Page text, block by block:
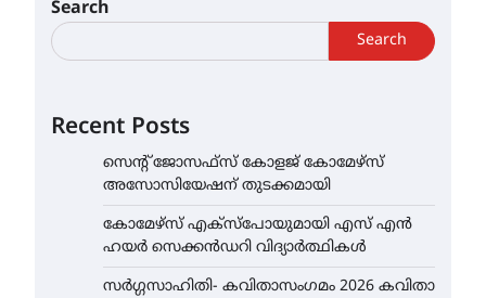
Search
Search
Recent Posts
സെന്റ് ജോസഫ്സ് കോളജ് കോമേഴ്‌സ്
അസോസിയേഷന് തുടക്കമായി
കോമേഴ്സ് എക്സ്പോയുമായി എസ് എൻ
ഹയർ സെക്കൻഡറി വിദ്യാർത്ഥികൾ
സർഗ്ഗസാഹിതി- കവിതാസംഗമം 2026 കവിതാ